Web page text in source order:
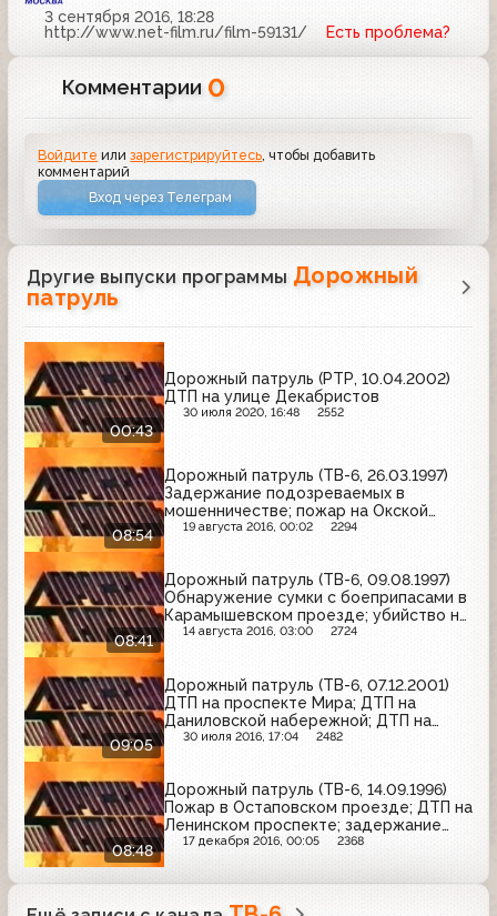
3 сентября 2016, 18:28
http://www.net-film.ru/film-59131/
Есть проблема?
Комментарии 0
Войдите илизарегистрируйтесь , чтобы добавить
комментарий
Вход через Телеграм
Другие выпуски программы Дорожный
патруль
00:43
Дорожный патруль (РТР, 10.04.2002)
ДТП на улице Декабристов
30 июля 2020, 16:48 2552
08:54
Дорожный патруль (ТВ-6, 26.03.1997)
Задержание подозреваемых в
мошенничестве; пожар на Окской
улице; пожар на Садовой-
19 августа 2016, 00:02 2294
08:41
Дорожный патруль (ТВ-6, 09.08.1997)
Обнаружение сумки с боеприпасами в
Карамышевском проезде; убийство на
Балаклавском проспекте
14 августа 2016, 03:00 2724
09:05
Дорожный патруль (ТВ-6, 07.12.2001)
ДТП на проспекте Мира; ДТП на
Даниловской набережной; ДТП на
Дербеневской набережной
30 июля 2016, 17:04 2482
08:48
Дорожный патруль (ТВ-6, 14.09.1996)
Пожар в Остаповском проезде; ДТП на
Ленинском проспекте; задержание
подозреваемых в грабеже
17 декабря 2016, 00:05 2368